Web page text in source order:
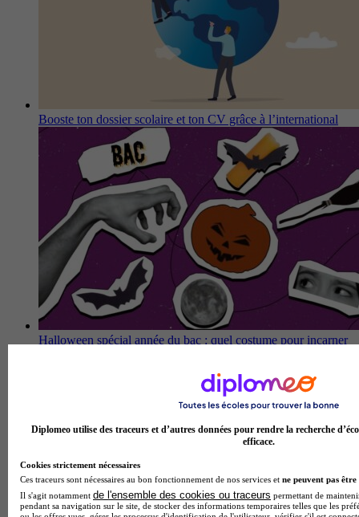
Booste ton dossier scolaire et ton CV grâce à l’international
Halloween spécial année du bac : quel costume pour incarner
Diplomeo utilise des traceurs et d’autres données pour rendre la recherche
efficace.
Cookies strictement nécessaires
Ces traceurs sont nécessaires au bon fonctionnement de nos services et ne peuvent pas être
Il s'agit notamment de l'ensemble des cookies ou traceurs permettant de
pendant sa navigation sur le site, de stocker des informations temporaires telles que les